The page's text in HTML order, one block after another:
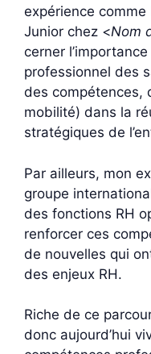
expérience
Junior chez <Nom
cerner
professionnel des
des compétences,
mobilité) dans la
stratégiques de
Par ailleurs, mon
groupe
des fonctions RH
renforcer ces
de nouvelles qui
des enjeux RH.
Riche de ce
donc aujourd’hui